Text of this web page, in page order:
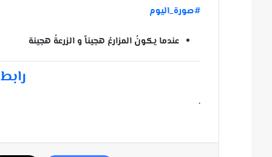
#صورة_اليوم
عندما يكونُ المزارعُ هجيناً و الزرعةُ هجينة
.